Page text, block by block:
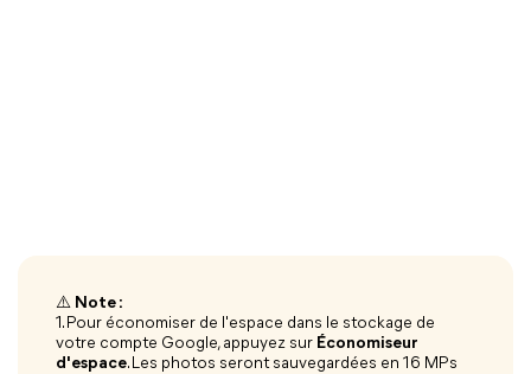
⚠️ Note :
1. Pour économiser de l'espace dans le stockage de
votre compte Google, appuyez sur Économiseur
d'espace. Les photos seront sauvegardées en 16 MPs